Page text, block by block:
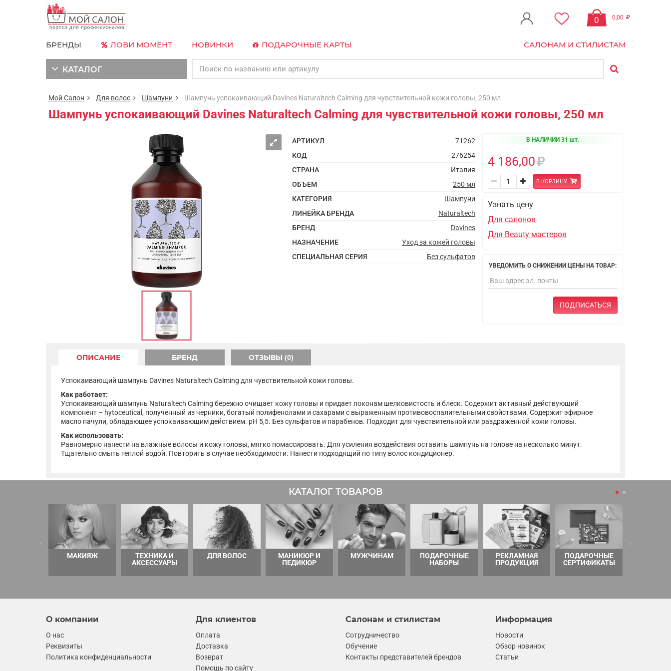
0 0,00
БРЕНДЫ ЛОВИ МОМЕНТ НОВИНКИ ПОДАРОЧНЫЕ КАРТЫ САЛОНАМ И СТИЛИСТАМ
КАТАЛОГ
Мой Салон Для волос Шампуни Шампунь успокаивающий Davines Naturaltech Calming для чувствительной кожи головы, 250 мл
Шампунь успокаивающий Davines Naturaltech Calming для чувствительной кожи головы, 250 мл
АРТИКУЛ
71262
КОД
276254
СТРАНА
Италия
ОБЪЕМ
250 мл
КАТЕГОРИЯ
Шампуни
ЛИНЕЙКА БРЕНДА
Naturaltech
БРЕНД
Davines
НАЗНАЧЕНИЕ
Уход за кожей головы
СПЕЦИАЛЬНАЯ СЕРИЯ
Без сульфатов
В НАЛИЧИИ 31 шт.
4 186,00
В КОРЗИНУ
Узнать цену
Для салонов
Для Beauty мастеров
УВЕДОМИТЬ О СНИЖЕНИИ ЦЕНЫ НА ТОВАР:
ПОДПИСАТЬСЯ
ОПИСАНИЕ БРЕНД ОТЗЫВЫ (0)
Успокаивающий шампунь Davines Naturaltech Calming для чувствительной кожи головы.
Как работает:
Успокаивающий шампунь Naturaltech Calming бережно очищает кожу головы и придает локонам шелковистость и блеск. Содержит активный действующий
компонент – hytoceutical, полученный из черники, богатый полифенолами и сахарами с выраженным противовоспалительными свойствами. Содержит эфирное
масло пачули, обладающее успокаивающим действием. рН 5,5. Без сульфатов и парабенов. Подходит для чувствительной или раздраженной кожи головы.
Как использовать:
Равномерно нанести на влажные волосы и кожу головы, мягко помассировать. Для усиления воздействия оставить шампунь на голове на несколько минут.
Тщательно смыть теплой водой. Повторить в случае необходимости. Нанести подходящий по типу волос кондиционер.
КАТАЛОГ ТОВАРОВ
МАКИЯЖ
ТЕХНИКА И
АКСЕССУАРЫ
ДЛЯ ВОЛОС
МАНИКЮР И
ПЕДИКЮР
МУЖЧИНАМ
ПОДАРОЧНЫЕ
НАБОРЫ
РЕКЛАМНАЯ
ПРОДУКЦИЯ
ПОДАРОЧНЫЕ
СЕРТИФИКАТЫ
О компании
О нас
Реквизиты
Политика конфиденциальности
Для клиентов
Оплата
Доставка
Возврат
Помощь по сайту
Салонам и стилистам
Сотрудничество
Обучение
Контакты представителей брендов
Информация
Новости
Обзор новинок
Статьи